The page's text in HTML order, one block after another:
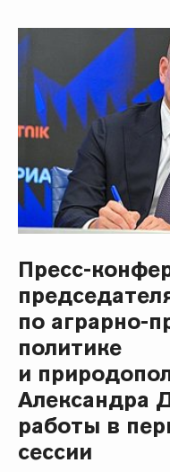
Пресс-
по аграрно-
политике
и
Александра
работы в
сессии